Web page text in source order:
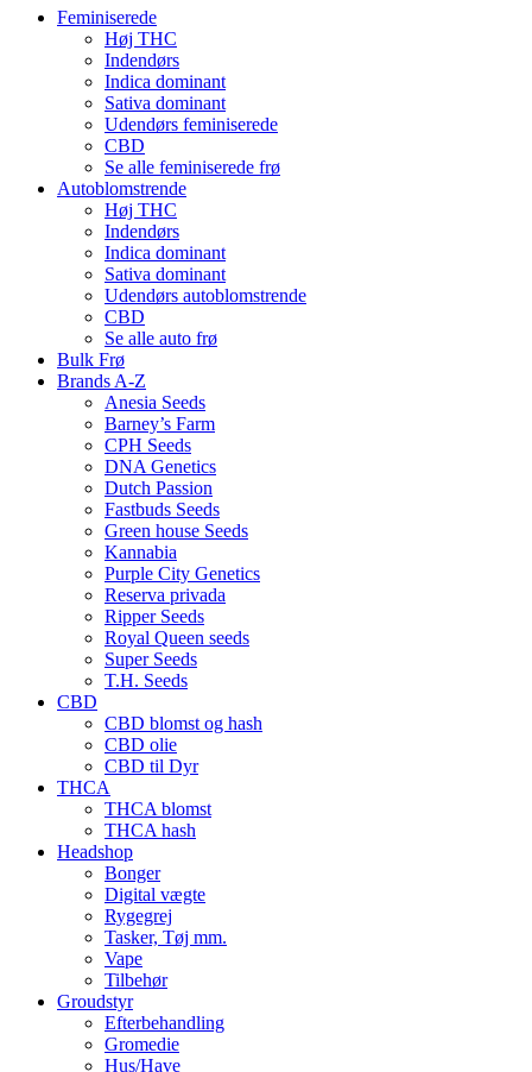
Feminiserede
Høj THC
Indendørs
Indica dominant
Sativa dominant
Udendørs feminiserede
CBD
Se alle feminiserede frø
Autoblomstrende
Høj THC
Indendørs
Indica dominant
Sativa dominant
Udendørs autoblomstrende
CBD
Se alle auto frø
Bulk Frø
Brands A-Z
Anesia Seeds
Barney’s Farm
CPH Seeds
DNA Genetics
Dutch Passion
Fastbuds Seeds
Green house Seeds
Kannabia
Purple City Genetics
Reserva privada
Ripper Seeds
Royal Queen seeds
Super Seeds
T.H. Seeds
CBD
CBD blomst og hash
CBD olie
CBD til Dyr
THCA
THCA blomst
THCA hash
Headshop
Bonger
Digital vægte
Rygegrej
Tasker, Tøj mm.
Vape
Tilbehør
Groudstyr
Efterbehandling
Gromedie
Hus/Have